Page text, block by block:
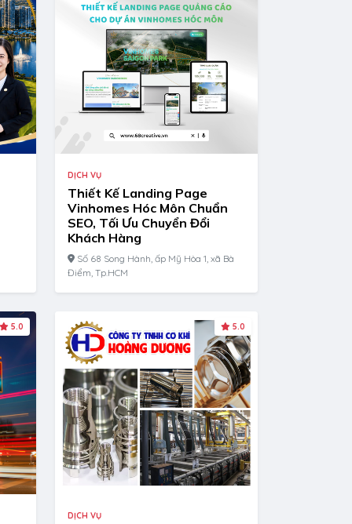
DỊCH VỤ
Thiết Kế Landing Page
Vinhomes Hóc Môn Chuẩn
SEO, Tối Ưu Chuyển Đổi
Khách Hàng
Số 68 Song Hành, ấp Mỹ Hòa 1, xã Bà
Điểm, Tp.HCM
5.0 5.0
DỊCH VỤ